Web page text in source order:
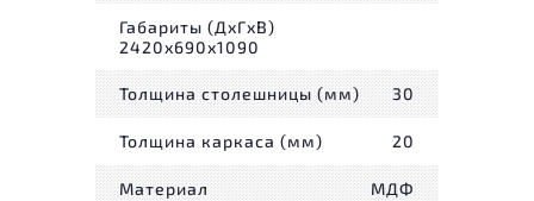
Габариты (ДxГxВ)
2420x690x1090
Толщина столешницы (мм) 30
Толщина каркаса (мм) 20
Материал МДФ